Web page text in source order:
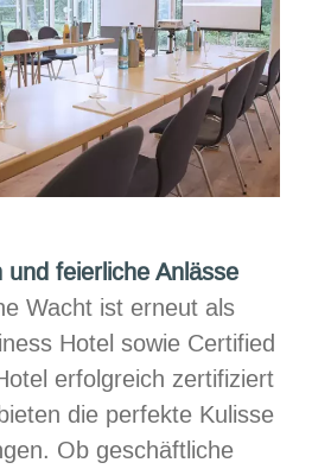
und feierliche Anlässe
Wacht ist erneut als
Hotel sowie Certified
erfolgreich zertifiziert
die perfekte Kulisse
Ob geschäftliche